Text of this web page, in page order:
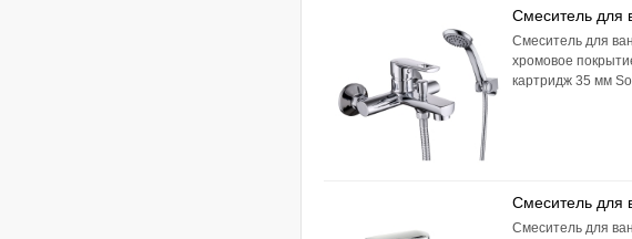
Смеситель для
Смеситель для
хромовое
картридж 35 мм
Смеситель для
Смеситель для